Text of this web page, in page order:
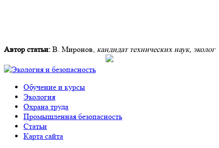
Автор статьи: В. Миронов, кандидат технических наук, эколог
Обучение и курсы
Экология
Охрана труда
Промышленная безопасность
Cтатьи
Карта сайта